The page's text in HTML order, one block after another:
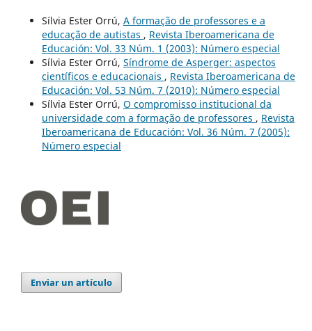
Sílvia Ester Orrú, A formação de professores e a
educação de autistas , Revista Iberoamericana de
Educación: Vol. 33 Núm. 1 (2003): Número especial
Sílvia Ester Orrú, Síndrome de Asperger: aspectos
científicos e educacionais , Revista Iberoamericana de
Educación: Vol. 53 Núm. 7 (2010): Número especial
Sílvia Ester Orrú, O compromisso institucional da
universidade com a formação de professores , Revista
Iberoamericana de Educación: Vol. 36 Núm. 7 (2005):
Número especial
Enviar un artículo